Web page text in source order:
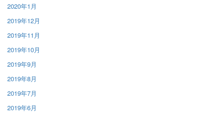
2020年1月
2019年12月
2019年11月
2019年10月
2019年9月
2019年8月
2019年7月
2019年6月